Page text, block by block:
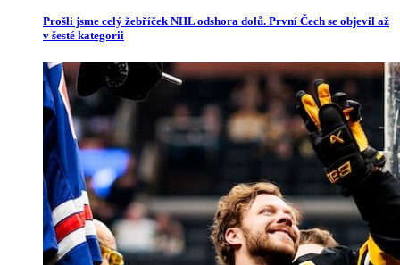
Prošli jsme celý žebříček NHL odshora dolů. První Čech se objevil až
v šesté kategorii